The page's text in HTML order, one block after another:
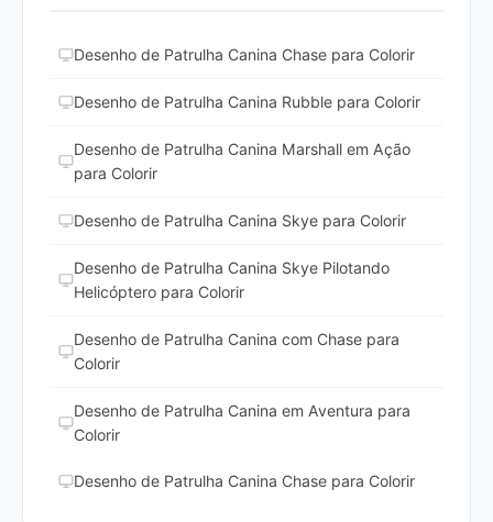
Desenho de Patrulha Canina Chase para Colorir
Desenho de Patrulha Canina Rubble para Colorir
Desenho de Patrulha Canina Marshall em Ação
para Colorir
Desenho de Patrulha Canina Skye para Colorir
Desenho de Patrulha Canina Skye Pilotando
Helicóptero para Colorir
Desenho de Patrulha Canina com Chase para
Colorir
Desenho de Patrulha Canina em Aventura para
Colorir
Desenho de Patrulha Canina Chase para Colorir